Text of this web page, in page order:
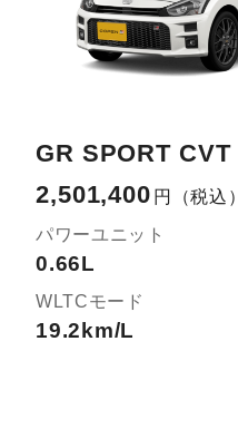
GR SPORT CVT
2,501,400 円
（税込）
パワーユニット
0.66L
WLTCモード
19.2km/L